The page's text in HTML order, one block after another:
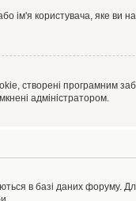
користувача, яке ви
створені програмним
адміністратором.
в базі даних форуму.